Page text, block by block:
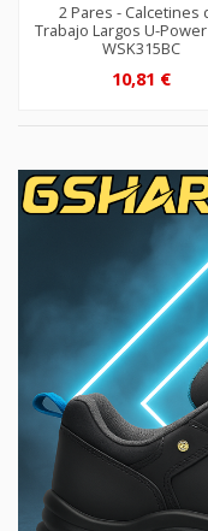
2 Pares - Calcetines
Trabajo Largos U-
WSK315BC
10,81 €